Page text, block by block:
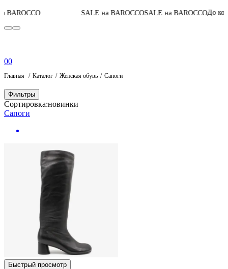
SALE на BAROCCO SALE на BAROCCO До конца акции06:
00
Главная Каталог Женская обувь Сапоги
Фильтры
Сортировка:новинки
Сапоги
Быстрый просмотр